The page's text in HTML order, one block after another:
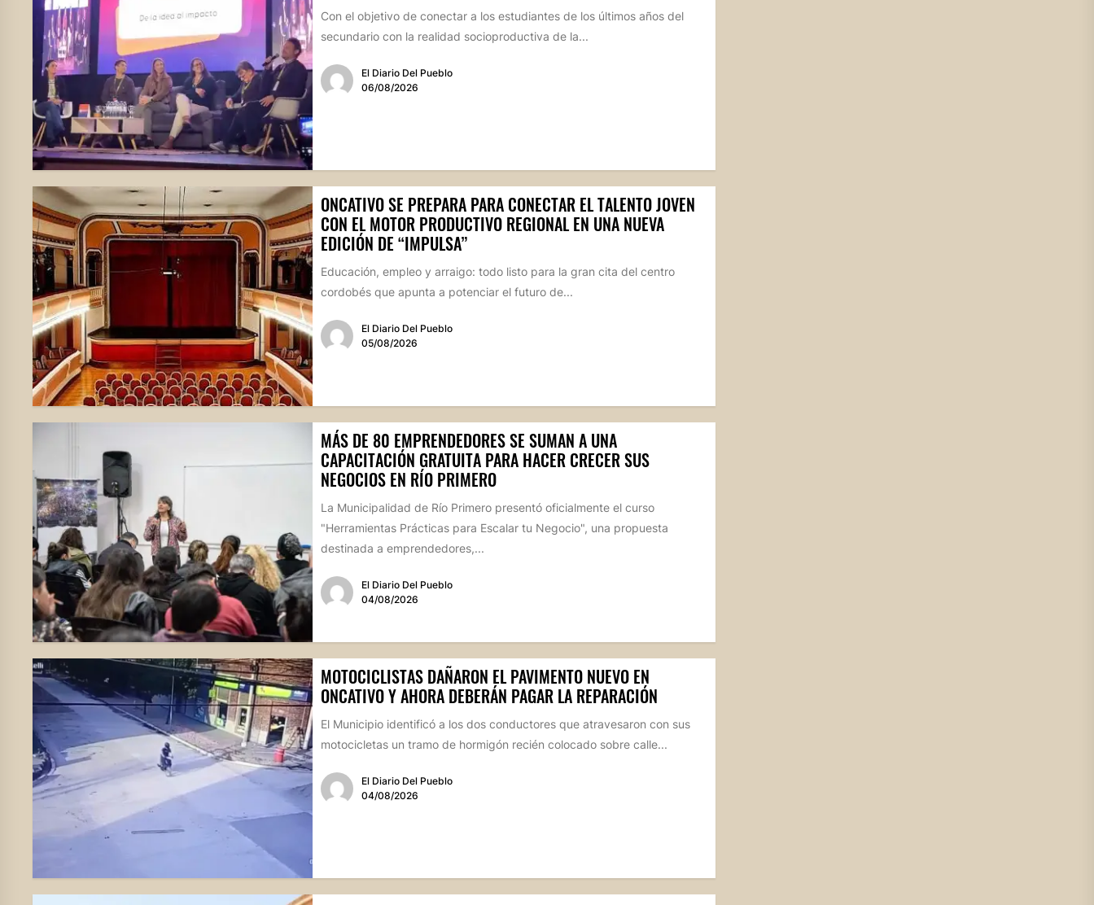
Con el objetivo de conectar a los estudiantes de los últimos años del
secundario con la realidad socioproductiva de la...
El Diario Del Pueblo
06/08/2026
ONCATIVO SE PREPARA PARA CONECTAR EL TALENTO JOVEN
CON EL MOTOR PRODUCTIVO REGIONAL EN UNA NUEVA
EDICIÓN DE “IMPULSA”
Educación, empleo y arraigo: todo listo para la gran cita del centro
cordobés que apunta a potenciar el futuro de...
El Diario Del Pueblo
05/08/2026
MÁS DE 80 EMPRENDEDORES SE SUMAN A UNA
CAPACITACIÓN GRATUITA PARA HACER CRECER SUS
NEGOCIOS EN RÍO PRIMERO
La Municipalidad de Río Primero presentó oficialmente el curso
"Herramientas Prácticas para Escalar tu Negocio", una propuesta
destinada a emprendedores,...
El Diario Del Pueblo
04/08/2026
MOTOCICLISTAS DAÑARON EL PAVIMENTO NUEVO EN
ONCATIVO Y AHORA DEBERÁN PAGAR LA REPARACIÓN
El Municipio identificó a los dos conductores que atravesaron con sus
motocicletas un tramo de hormigón recién colocado sobre calle...
El Diario Del Pueblo
04/08/2026